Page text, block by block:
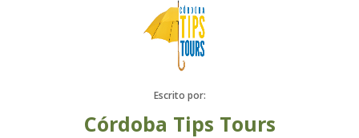
Escrito por:
Córdoba Tips Tours